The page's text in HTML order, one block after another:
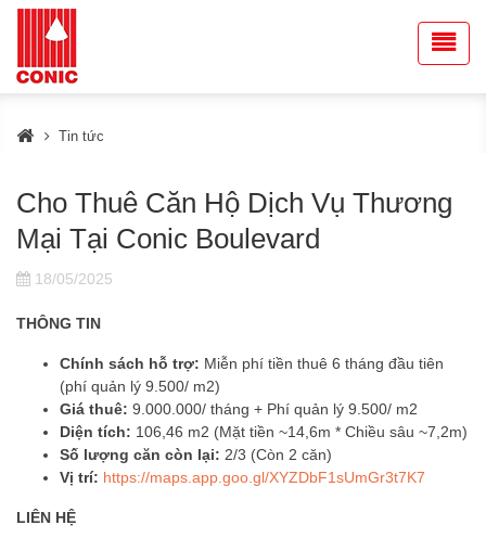
Tin tức
Cho Thuê Căn Hộ Dịch Vụ Thương
Mại Tại Conic Boulevard
18/05/2025
THÔNG TIN
Chính sách hỗ trợ: Miễn phí tiền thuê 6 tháng đầu tiên
(phí quản lý 9.500/ m2)
Giá thuê: 9.000.000/ tháng + Phí quản lý 9.500/ m2
Diện tích: 106,46 m2 (Mặt tiền ~14,6m * Chiều sâu ~7,2m)
Số lượng căn còn lại: 2/3 (Còn 2 căn)
Vị trí: https://maps.app.goo.gl/XYZDbF1sUmGr3t7K7
LIÊN HỆ